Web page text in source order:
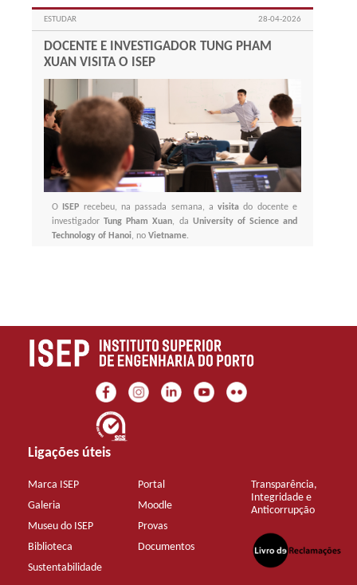
ESTUDAR 28-04-2026
DOCENTE E INVESTIGADOR TUNG PHAM
XUAN VISITA O ISEP
O ISEP recebeu, na passada semana, avisita do docente e
investigador Tung Pham Xuan, da University of Science and
Technology of Hanoi, no Vietname.
Ligações úteis
Marca ISEP
Galeria
Museu do ISEP
Biblioteca
Sustentabilidade
Portal
Moodle
Provas
Documentos
Transparência,
Integridade e
Anticorrupção